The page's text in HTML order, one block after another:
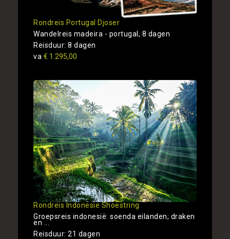
Rondreis Portugal Djoser
Wandelreis madeira - portugal, 8 dagen
Reisduur: 8 dagen
va € 1.295,00
Rondreis Indonesie Shoestring
Groepsreis indonesië: soenda eilanden; draken
en ...
Reisduur: 21 dagen